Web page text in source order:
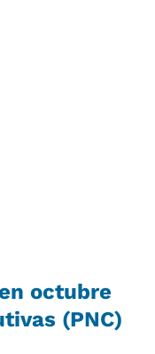
octubre
(PNC)